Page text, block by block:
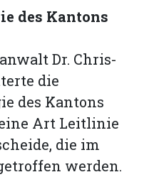
des Kantons
Dr. Chris­
die
des Kantons
eine Art Leitlinie
die im
werden.